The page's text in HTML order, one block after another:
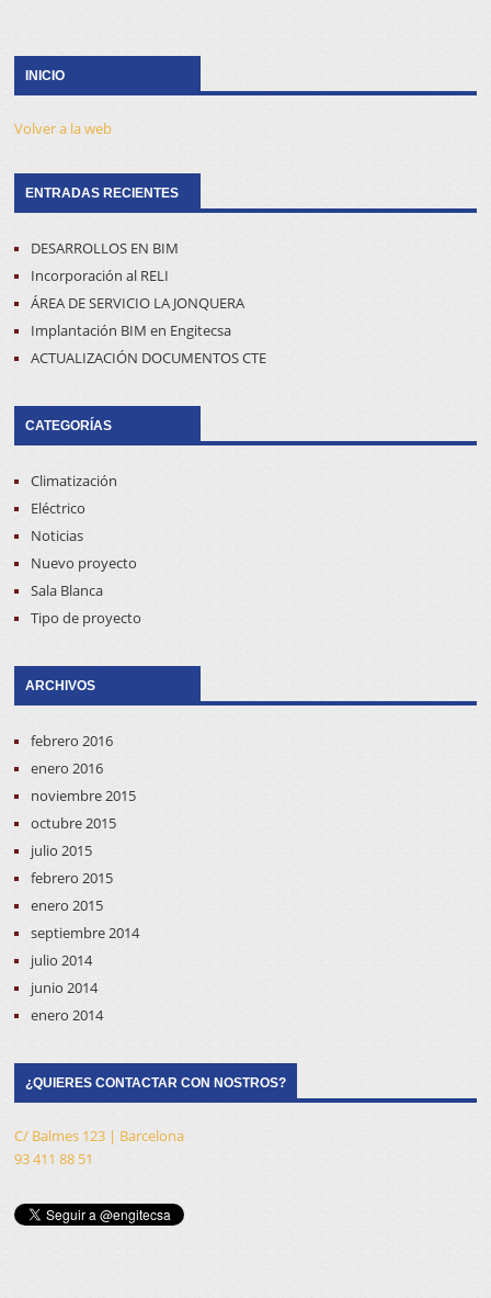
INICIO
Volver a la web
ENTRADAS RECIENTES
DESARROLLOS EN BIM
Incorporación al RELI
ÁREA DE SERVICIO LA JONQUERA
Implantación BIM en Engitecsa
ACTUALIZACIÓN DOCUMENTOS CTE
CATEGORÍAS
Climatización
Eléctrico
Noticias
Nuevo proyecto
Sala Blanca
Tipo de proyecto
ARCHIVOS
febrero 2016
enero 2016
noviembre 2015
octubre 2015
julio 2015
febrero 2015
enero 2015
septiembre 2014
julio 2014
junio 2014
enero 2014
¿QUIERES CONTACTAR CON NOSTROS?
C/ Balmes 123 | Barcelona
93 411 88 51